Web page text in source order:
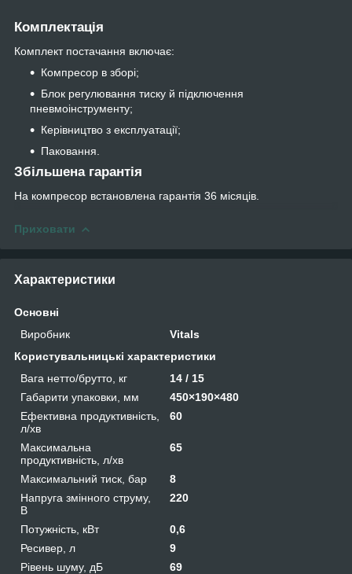
Комплектація
Комплект постачання включає:
Компресор в зборі;
Блок регулювання тиску й підключення
пневмоінструменту;
Керівництво з експлуатації;
Паковання.
Збільшена гарантія
На компресор встановлена гарантія 36 місяців.
Приховати
Характеристики
Основні
Виробник
Vitals
Користувальницькі характеристики
Вага нетто/брутто, кг
14 / 15
Габарити упаковки, мм
450×190×480
Ефективна продуктивність,
л/хв
60
Максимальна
продуктивність, л/хв
65
Максимальний тиск, бар
8
Напруга змінного струму,
В
220
Потужність, кВт
0,6
Ресивер, л
9
Рівень шуму, дБ
69